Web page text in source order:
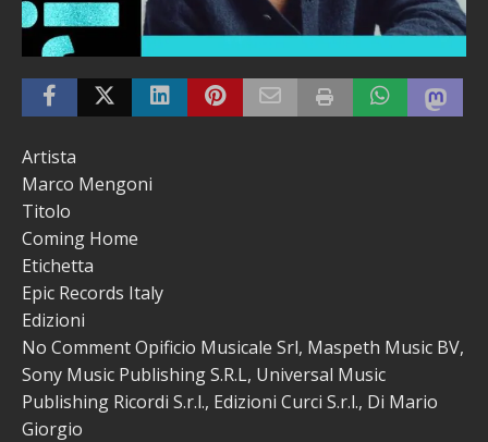
Artista
Marco Mengoni
Titolo
Coming Home
Etichetta
Epic Records Italy
Edizioni
No Comment Opificio Musicale Srl, Maspeth Music BV,
Sony Music Publishing S.R.L, Universal Music
Publishing Ricordi S.r.l., Edizioni Curci S.r.l., Di Mario
Giorgio